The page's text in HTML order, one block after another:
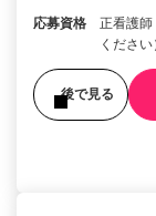
応募資格
正看護師
ください
後で見る